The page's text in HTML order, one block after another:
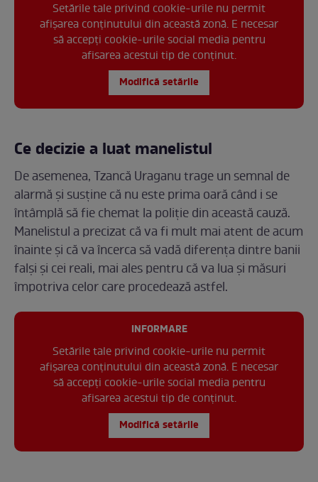
Setările tale privind cookie-urile nu permit
afișarea conținutului din această zonă. E necesar
să accepți cookie-urile social media pentru
afisarea acestui tip de conținut.
Modifică setările
Ce decizie a luat manelistul
De asemenea, Tzancă Uraganu trage un semnal de
alarmă și susține că nu este prima oară când i se
întâmplă să fie chemat la poliție din această cauză.
Manelistul a precizat că va fi mult mai atent de acum
înainte și că va încerca să vadă diferența dintre banii
falși și cei reali, mai ales pentru că va lua și măsuri
împotriva celor care procedează astfel.
INFORMARE
Setările tale privind cookie-urile nu permit
afișarea conținutului din această zonă. E necesar
să accepți cookie-urile social media pentru
afisarea acestui tip de conținut.
Modifică setările